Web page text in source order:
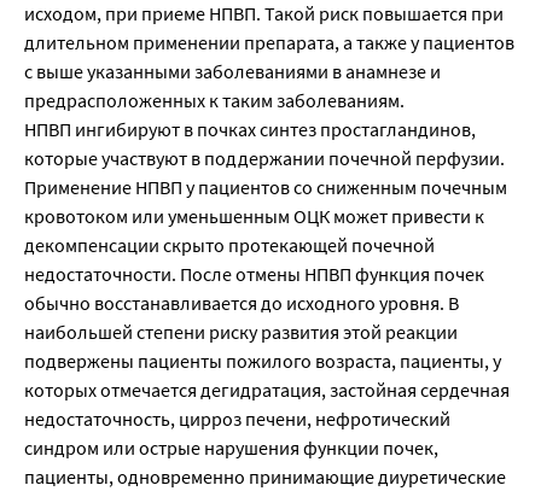
исходом, при приеме НПВП. Такой риск повышается при
длительном применении препарата, а также у пациентов
с выше указанными заболеваниями в анамнезе и
предрасположенных к таким заболеваниям.
НПВП ингибируют в почках синтез простагландинов,
которые участвуют в поддержании почечной перфузии.
Применение НПВП у пациентов со сниженным почечным
кровотоком или уменьшенным ОЦК может привести к
декомпенсации скрыто протекающей почечной
недостаточности. После отмены НПВП функция почек
обычно восстанавливается до исходного уровня. В
наибольшей степени риску развития этой реакции
подвержены пациенты пожилого возраста, пациенты, у
которых отмечается дегидратация, застойная сердечная
недостаточность, цирроз печени, нефротический
синдром или острые нарушения функции почек,
пациенты, одновременно принимающие диуретические